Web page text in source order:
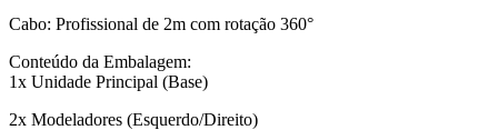
Cabo: Profissional de 2m com rotação 360°
Conteúdo da Embalagem:
1x Unidade Principal (Base)
2x Modeladores (Esquerdo/Direito)